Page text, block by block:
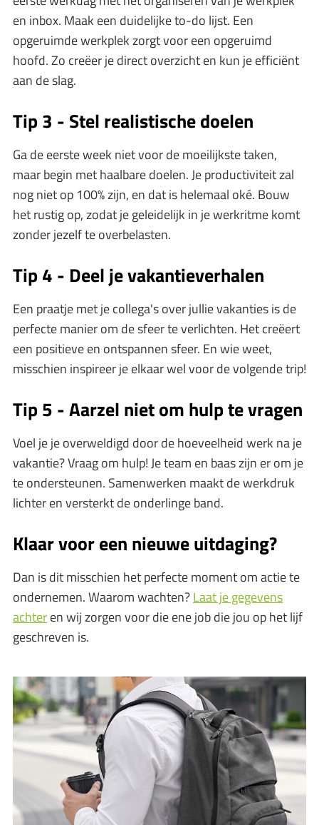
en inbox. Maak een duidelijke to-do lijst. Een
opgeruimde werkplek zorgt voor een opgeruimd
hoofd. Zo creëer je direct overzicht en kun je efficiënt
aan de slag.
Tip 3 - Stel realistische doelen
Ga de eerste week niet voor de moeilijkste taken,
maar begin met haalbare doelen. Je productiviteit zal
nog niet op 100% zijn, en dat is helemaal oké. Bouw
het rustig op, zodat je geleidelijk in je werkritme komt
zonder jezelf te overbelasten.
Tip 4 - Deel je vakantieverhalen
Een praatje met je collega's over jullie vakanties is de
perfecte manier om de sfeer te verlichten. Het creëert
een positieve en ontspannen sfeer. En wie weet,
misschien inspireer je elkaar wel voor de volgende trip!
Tip 5 - Aarzel niet om hulp te vragen
Voel je je overweldigd door de hoeveelheid werk na je
vakantie? Vraag om hulp! Je team en baas zijn er om je
te ondersteunen. Samenwerken maakt de werkdruk
lichter en versterkt de onderlinge band.
Klaar voor een nieuweuitdaging?
Dan is dit misschien het perfecte moment om actie te
ondernemen. Waarom wachten?Laat je gegevens
achteren wij zorgen voor die ene job die jou op het lijf
geschreven is.